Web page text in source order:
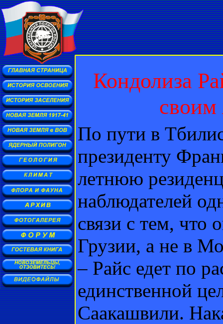
Кондолиза
своим
По пути в
президенту
летнюю
наблюдателей
связи с тем, что
Грузии, а не в
– Райс едет по
единственной
Саакашвили.